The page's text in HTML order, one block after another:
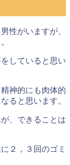
性がいますが、
していると思い
神的にも肉体的
ると思います。
、 できることは
２，３回のゴミ